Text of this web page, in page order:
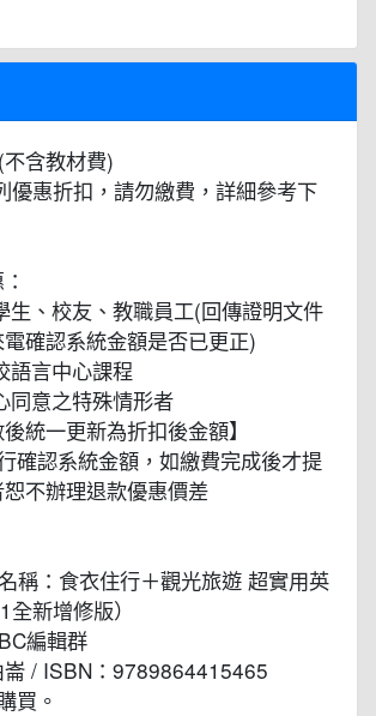
含教材費)
優惠折扣，請勿繳費，詳細參考下
生、校友、教職員工(回傳證明文件
確認系統金額是否已更正)
語言中心課程
同意之特殊情形者
後統一更新為折扣後金額】
確認系統金額，如繳費完成後才提
不辦理退款優惠價差
稱：食衣住行＋觀光旅遊 超實用英
新增修版）
編輯群
崙 / ISBN：9789864415465
買。